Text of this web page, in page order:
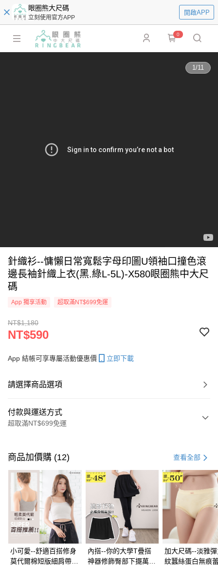
眼圈熊大尺碼
立刻使用官方APP
開啟APP
0
1/11
針織衫--慵懶日常寬鬆字母印圖U領袖口撞色滾
邊長袖針織上衣(黑.綠L-5L)-X580眼圈熊中大尺
碼
App 獨享活動 超取滿NT$699免運
NT$1,180
NT$590
App 結帳可享專屬活動優惠價 立即下載
請選擇商品選項
付款與運送方式
超取滿NT$699免運
信用卡一次付款
超商取貨付款
LINE Pay
Apple Pay
街口支付
悠遊付
Google Pay
商品加價購 (12) 查看全部
小可愛--舒適百搭修身
莫代爾棉短版細肩帶素
內搭--你的大學T疊搭
神器修飾臀部下擺萬用
加大尺碼--淡雅
紋蠶絲蛋白無痕